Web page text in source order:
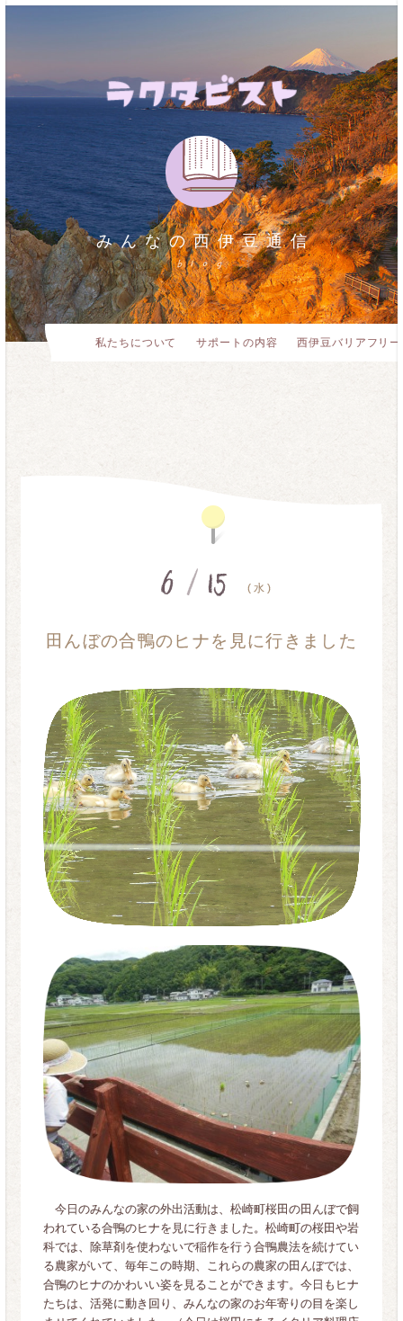
私たちについて サポートの内容 西伊豆バリアフリ
みんなの西伊豆通信
blog
6 /15 ( 水 )
田んぼの合鴨のヒナを見に行きました
今日のみんなの家の外出活動は、松崎町桜田の田んぼで飼
われている合鴨のヒナを見に行きました。松崎町の桜田や岩
科では、除草剤を使わないで稲作を行う合鴨農法を続けてい
る農家がいて、毎年この時期、これらの農家の田んぼでは、
合鴨のヒナのかわいい姿を見ることができます。今日もヒナ
たちは、活発に動き回り、みんなの家のお年寄りの目を楽し